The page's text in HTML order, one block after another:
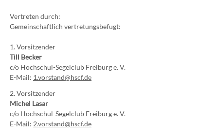
Vertreten durch:
Gemeinschaftlich vertretungsbefugt:
1. Vorsitzender
Till Becker
c/o Hochschul-Segelclub Freiburg e. V.
E-Mail: 1.vorstand@hscf.de
2. Vorsitzender
Michel Lasar
c/o Hochschul-Segelclub Freiburg e. V.
E-Mail: 2.vorstand@hscf.de